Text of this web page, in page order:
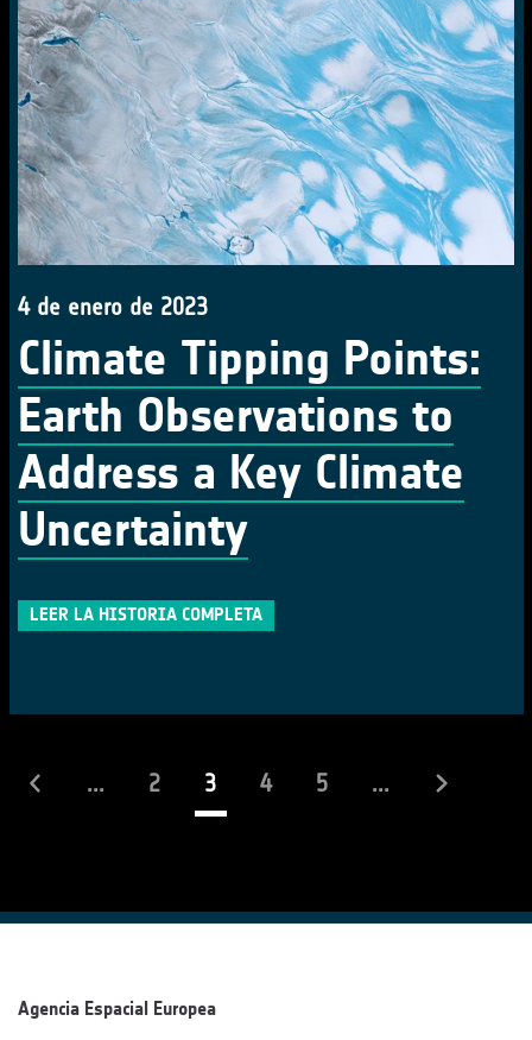
4 de enero de 2023
Climate Tipping Points:
Earth Observations to
Address a Key Climate
Uncertainty
LEER LA HISTORIA COMPLETA
... 2 3(actual)
4 5 ...
Agencia Espacial Europea